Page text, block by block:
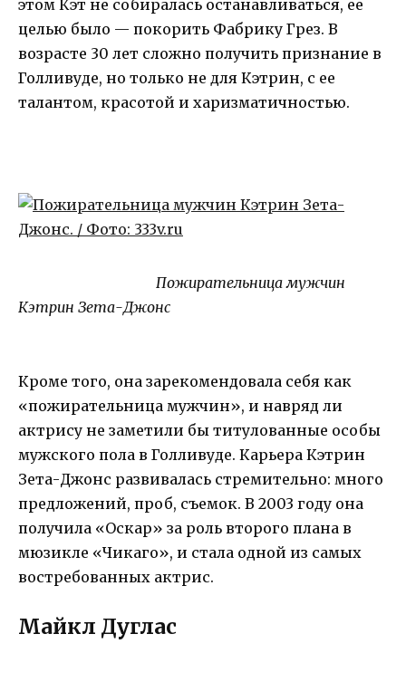
этом Кэт не собиралась останавливаться, ее
целью было — покорить Фабрику Грез. В
возрасте 30 лет сложно получить признание в
Голливуде, но только не для Кэтрин, с ее
талантом, красотой и харизматичностью.
Пожирательница мужчин
Кэтрин Зета-Джонс
Кроме того, она зарекомендовала себя как
«пожирательница мужчин», и навряд ли
актрису не заметили бы титулованные особы
мужского пола в Голливуде. Карьера Кэтрин
Зета-Джонс развивалась стремительно: много
предложений, проб, съемок. В 2003 году она
получила «Оскар» за роль второго плана в
мюзикле «Чикаго», и стала одной из самых
востребованных актрис.
Майкл Дуглас